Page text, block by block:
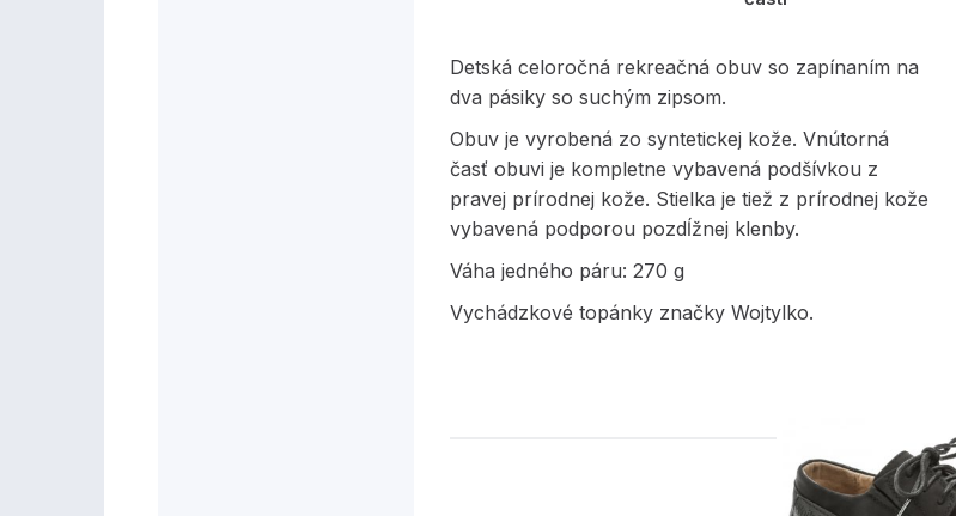
Detská celoročná rekreačná obuv so zapínaním na
dva pásiky so suchým zipsom.
Obuv je vyrobená zo syntetickej kože. Vnútorná
časť obuvi je kompletne vybavená podšívkou z
pravej prírodnej kože. Stielka je tiež z prírodnej kože
vybavená podporou pozdĺžnej klenby.
Váha jedného páru: 270 g
Vychádzkové topánky značky Wojtylko.
PODOBNÉ